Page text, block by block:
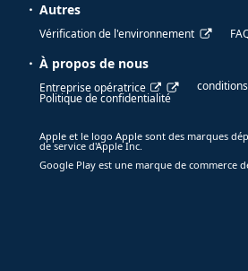
Autres
Vérification de l'environnement
À propos de nous
Entreprise opératrice
Politique de confidentialité
Apple et le logo Apple sont des marques
de service d'Apple Inc.
Google Play est une marque de commerce